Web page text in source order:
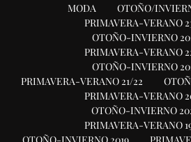
MODA
OTOÑO/
PRIMAVERA-VERANO
OTOÑO-INVIERNO
PRIMAVERA-VERANO
OTOÑO-INVIERNO
PRIMAVERA-VERANO 21/22
PRIMAVERA-VERANO
OTOÑO-INVIERNO
PRIMAVERA-VERANO
OTOÑO-INVIERNO 2019